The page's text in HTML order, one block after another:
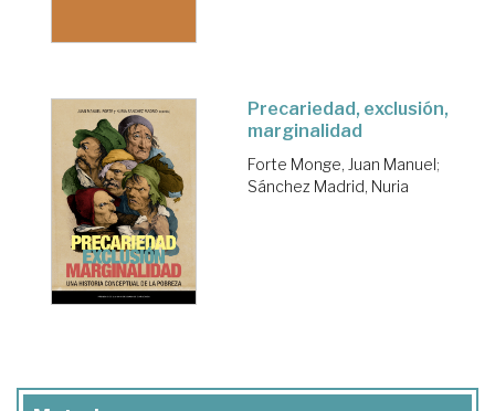
Precariedad, exclusión,
marginalidad
Forte Monge, Juan Manuel;
Sánchez Madrid, Nuria